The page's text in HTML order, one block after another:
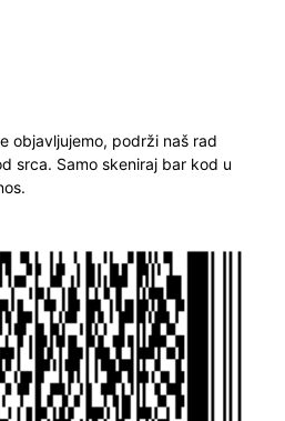
objavljujemo, podrži naš rad
srca. Samo skeniraj bar kod u